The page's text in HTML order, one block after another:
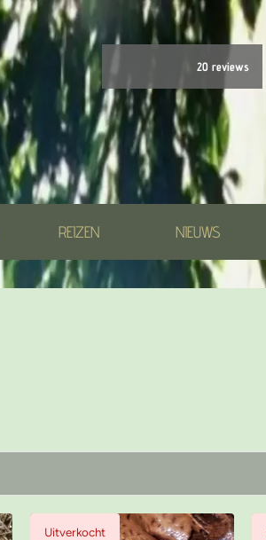
20 reviews
REIZEN NIEUWS
Uitverkocht